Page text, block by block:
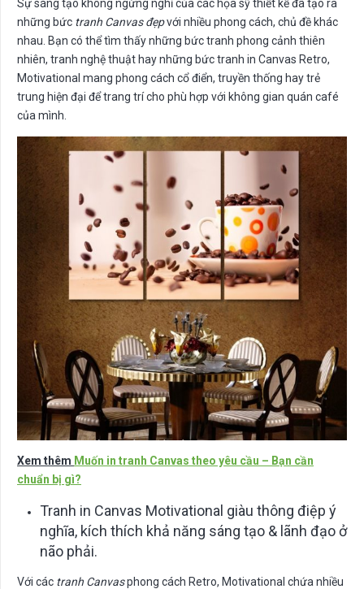
Sự sáng tạo không ngừng nghỉ của các họa sỹ thiết kế đã tạo ra
những bức tranh Canvas đẹpvới nhiều phong cách, chủ đề khác
nhau. Bạn có thể tìm thấy những bức tranh phong cảnh thiên
nhiên, tranh nghệ thuật hay những bức tranh in Canvas Retro,
Motivational mang phong cách cổ điển, truyền thống hay trẻ
trung hiện đại để trang trí cho phù hợp với không gian quán café
của mình.
Xem thêm Muốn in tranh Canvas theo yêu cầu – Bạn cần
chuẩn bị gì?
Tranh in Canvas Motivational giàu thông điệp ý
nghĩa, kích thích khả năng sáng tạo & lãnh đạo ở
não phải.
Với các tranh Canvasphong cách Retro, Motivational chứa nhiều